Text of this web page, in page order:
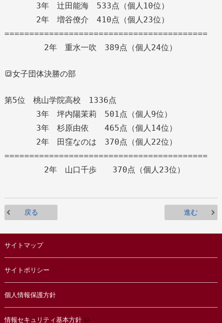
3年 辻田能海 533点（個人10位）
2年 増谷僚介 410点（個人23位）
=========================================
2年 重水一吹 389点（個人24位）
🔳女子団体決勝の部
第5位 桃山学院高校 1336点
3年 坪内陽茉莉 501点（個人9位）
3年 杉原由依 465点（個人14位）
2年 田窪なのは 370点（個人22位）
=========================================
2年 山口千歩 370点（個人23位）
戻る 進む
サイトマップ
サイトポリシー
個人情報保護方針
情報セキュリティ基本方針